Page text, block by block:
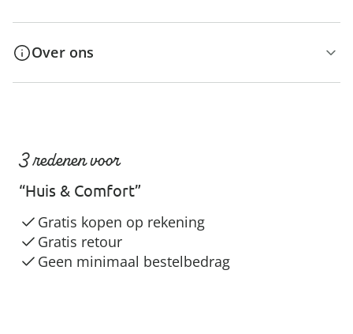
Over ons
3 redenen voor
“Huis & Comfort”
Gratis kopen op rekening
Gratis retour
Geen minimaal bestelbedrag